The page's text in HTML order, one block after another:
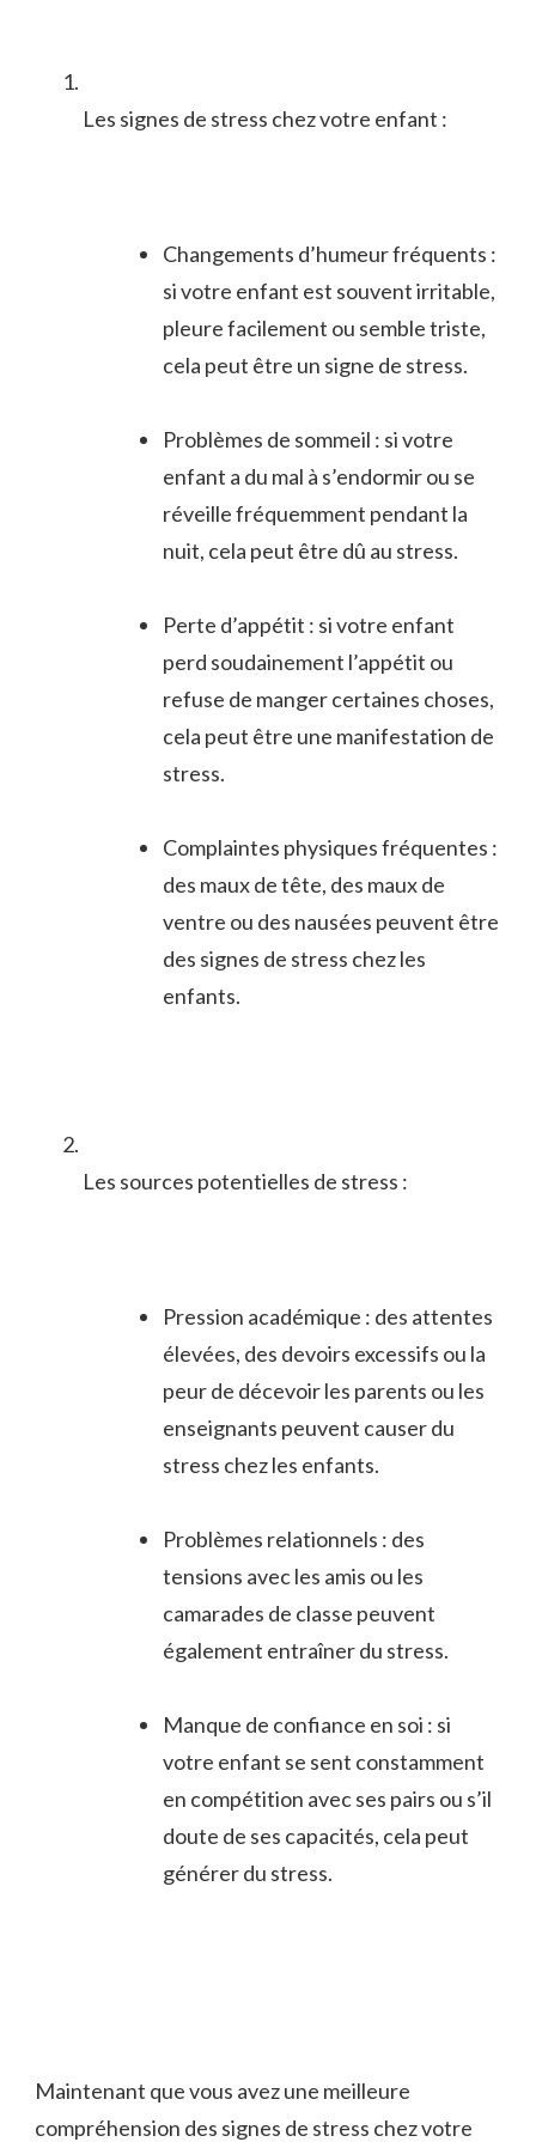
Les⁣ signes de stress‌ chez votre enfant :
Changements d’humeur fréquents :
si ⁣votre enfant est souvent​ irritable,
pleure facilement‍ ou semble ⁢triste,
cela peut être un signe de stress.
Problèmes de sommeil : si⁤ votre
enfant a du mal ⁢à s’endormir ou se
réveille fréquemment pendant la
nuit, cela peut être dû au ⁢stress.
Perte⁢ d’appétit : si votre enfant
perd soudainement l’appétit ou
refuse de manger⁣ certaines choses,
cela peut être une manifestation ⁢de
⁤stress.
Complaintes physiques ‍fréquentes :
des⁣ maux de tête, des maux de
ventre ou des nausées peuvent être
des⁢ signes de stress chez les
enfants.
Les sources potentielles de stress :
Pression académique : des ​attentes
élevées, des devoirs excessifs ou la
‍peur de décevoir les parents‌ ou les
enseignants peuvent causer du
stress chez les enfants.
Problèmes ‍relationnels : des
tensions avec les amis ‌ou les
camarades de ​classe peuvent
également⁤ entraîner du stress.
Manque de confiance en soi : si
votre ​enfant⁣ se sent constamment
en compétition avec ses pairs ou s’il
doute de ses capacités, cela peut
générer du stress.
Maintenant que vous ⁣avez une meilleure
compréhension des signes de stress chez votre